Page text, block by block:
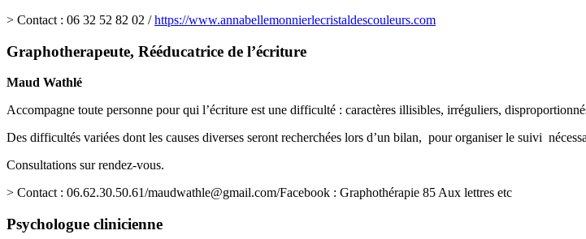
> Contact : 06 32 52 82 02 /https://www.annabellemonnierlecristaldescouleurs.com
Graphotherapeute, Rééducatrice de l’écriture
Maud Wathlé
Accompagne toute personne pour qui l’écriture est une difficulté : caractères illisibles, irréguliers,
Des difficultés variées dont les causes diverses seront recherchées lors d’un bilan, pour organiser le suivi
Consultations sur rendez-vous.
> Contact : 06.62.30.50.61/maudwathle@gmail.com/Facebook : Graphothérapie 85 Aux lettres etc
Psychologue clinicienne